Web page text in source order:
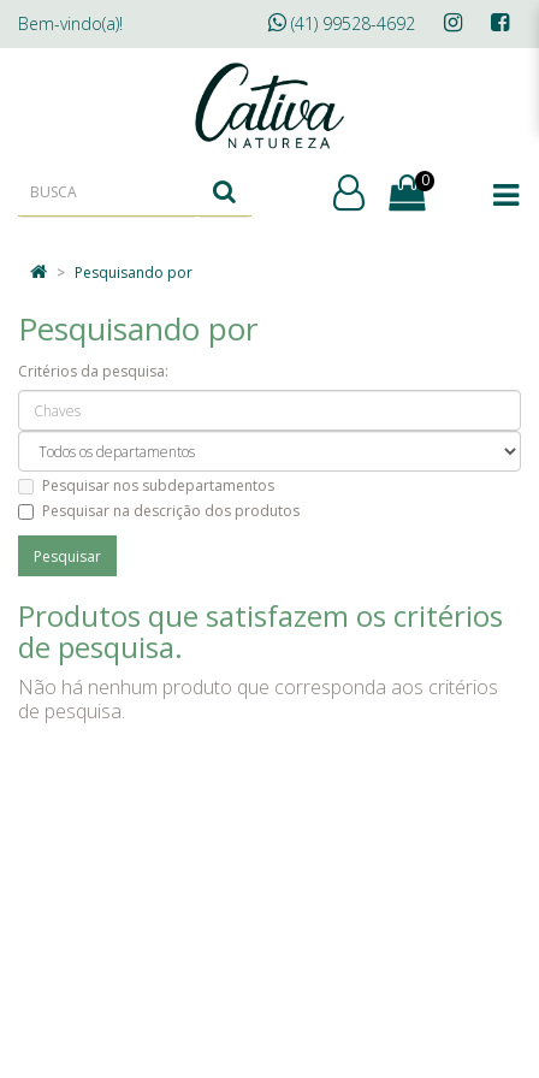
Bem-vindo(a)! (41) 99528-4692
0
Pesquisando por
Pesquisando por
Critérios da pesquisa:
Pesquisar nos subdepartamentos
Pesquisar na descrição dos produtos
Produtos que satisfazem os critérios
de pesquisa.
Não há nenhum produto que corresponda aos critérios
de pesquisa.